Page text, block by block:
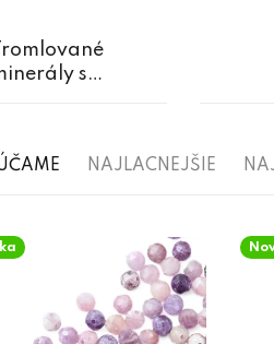
Tromlované
s
NAJLACNEJŠIE